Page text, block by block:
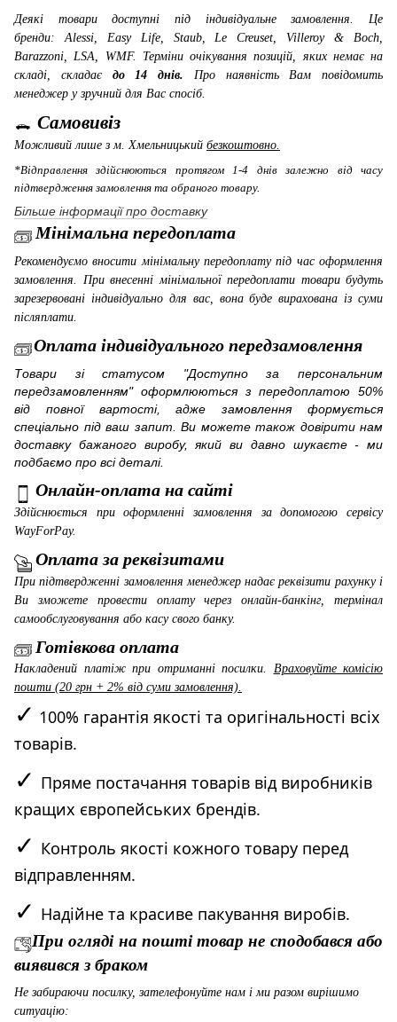
Деякі товари доступні під індивідуальне замовлення. Це
бренди: Alessi, Easy Life, Staub, Le Creuset, Villeroy & Boch,
Barazzoni, LSA, WMF. Терміни очікування позицій, яких немає на
складі, складає до 14 днів. Про наявність Вам повідомить
менеджер у зручний для Вас спосіб.
Самовивіз
Можливий лише з м. Хмельницький безкоштовно.
*Відправлення здійснюються протягом 1-4 днів залежно від часу
підтвердження замовлення та обраного товару.
Більше інформації про доставку
Мінімальна передоплата
Рекомендуємо вносити мінімальну передоплату під час оформлення
замовлення. При внесенні мінімальної передоплати товари будуть
зарезервовані індивідуально для вас, вона буде вирахована із суми
післяплати.
Оплата індивідуального передзамовлення
Товари зі статусом "Доступно за персональним
передзамовленням" оформлюються з передоплатою 50%
від повної вартості, адже замовлення формується
спеціально під ваш запит. Ви можете також довірити нам
доставку бажаного виробу, який ви давно шукаєте - ми
подбаємо про всі деталі.
Онлайн-оплата на сайті
Здійснюється при оформленні замовлення за допомогою сервісу
WayForPay.
Оплата за реквізитами
При підтвердженні замовлення менеджер надає реквізити рахунку і
Ви зможете провести оплату через онлайн-банкінг, термінал
самообслуговування або касу свого банку.
Готівкова оплата
Накладений платіж при отриманні посилки. Враховуйте комісію
пошти (20 грн + 2% від суми замовлення).
✓ 100% гарантія якості та оригінальності всіх
товарів.
✓ Пряме постачання товарів від виробників
кращих європейських брендів.
✓ Контроль якості кожного товару перед
відправленням.
✓ Надійне та красиве пакування виробів.
При огляді на пошті товар не сподобався або
виявився з браком
Не забираючи посилку, зателефонуйте нам і ми разом вирішимо
ситуацію: